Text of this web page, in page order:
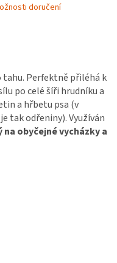
doručení
tahu. Perfektně přiléhá k
po celé šíři hrudníku a
a hřbetu psa (v
tak odřeniny). Využíván
na obyčejné vycházky a